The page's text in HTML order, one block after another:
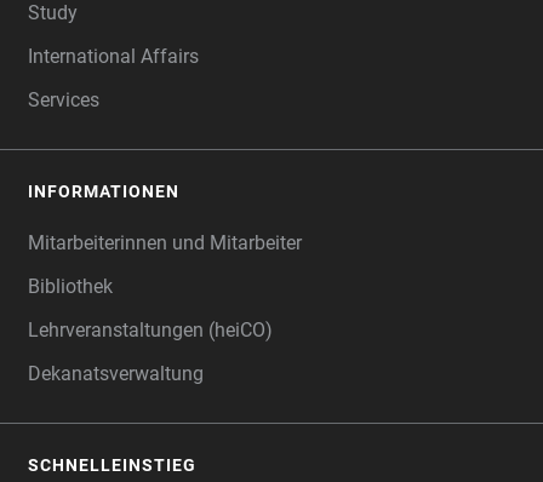
Study
International Affairs
Services
INFORMATIONEN
Mitarbeiterinnen und Mitarbeiter
Bibliothek
Lehrveranstaltungen (heiCO)
Dekanatsverwaltung
SCHNELLEINSTIEG